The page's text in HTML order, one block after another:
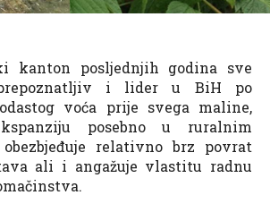
kanton posljednjih godina sve
i lider u BiH po
voća prije svega maline,
posebno u ruralnim
relativno brz povrat
ali i angažuje vlastitu radnu